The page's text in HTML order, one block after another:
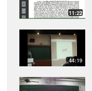
11:22
44:19